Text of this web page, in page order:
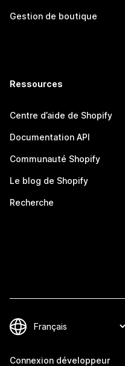
Gestion de boutique
Ressources
Centre d’aide de Shopify
Documentation API
Communauté Shopify
Le blog de Shopify
Recherche
Connexion développeur